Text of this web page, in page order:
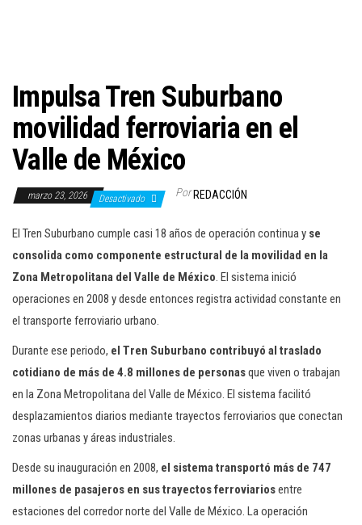
Impulsa Tren Suburbano
movilidad ferroviaria en el
Valle de México
marzo 23, 2026 Desactivado Por REDACCIÓN
El Tren Suburbano cumple casi 18 años de operación continua y se
consolida como componente estructural de la movilidad en la
Zona Metropolitana del Valle de México. El sistema inició
operaciones en 2008 y desde entonces registra actividad constante en
el transporte ferroviario urbano.
Durante ese periodo, el Tren Suburbano contribuyó al traslado
cotidiano de más de 4.8 millones de personasque viven o trabajan
en la Zona Metropolitana del Valle de México. El sistema facilitó
desplazamientos diarios mediante trayectos ferroviarios que conectan
zonas urbanas y áreas industriales.
Desde su inauguración en 2008, el sistema transportó más de 747
millones de pasajeros en sus trayectos ferroviariosentre
estaciones del corredor norte del Valle de México. La operación